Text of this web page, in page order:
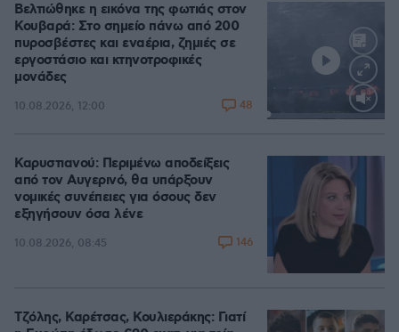
Βελτιώθηκε η εικόνα της φωτιάς στον
Κουβαρά: Στο σημείο πάνω από 200
πυροσβέστες και εναέρια, ζημιές σε
εργοστάσιο και κτηνοτροφικές
μονάδες
10.08.2026, 12:00 48
Καρυστιανού: Περιμένω αποδείξεις
από τον Αυγερινό, θα υπάρξουν
νομικές συνέπειες για όσους δεν
εξηγήσουν όσα λένε
10.08.2026, 08:45 146
Τζόλης, Καρέτσας, Κουλιεράκης: Γιατί